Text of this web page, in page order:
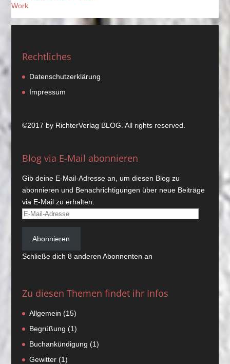
Work
Rechtliches
Datenschutzerklärung
Impressum
©2017 by RichterVerlag BLOG. All rights reserved.
Blog via E-Mail abonnieren
Gib deine E-Mail-Adresse an, um diesen Blog zu
abonnieren und Benachrichtigungen über neue Beiträge
via E-Mail zu erhalten.
E-
Mail-
Adresse
Abonnieren
Schließe dich 8 anderen Abonnenten an
Zu diesen Themen findet ihr Infos
Allgemein (15)
Begrüßung (1)
Buchankündigung (1)
Gewitter(1)